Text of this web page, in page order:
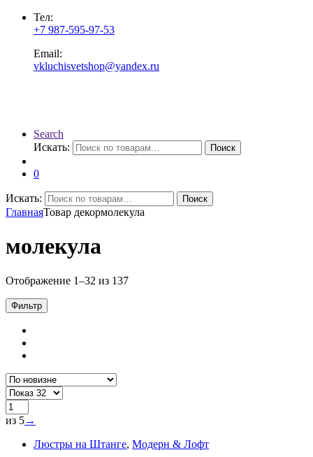
Тел:
+7 987-595-97-53
Email:
vkluchisvetshop@yandex.ru
Search
Искать:
Поиск
0
Искать: Поиск
ГлавнаяТовар декормолекула
молекула
Отображение 1–32 из 137
Фильтр
из 5→
Люстры на Штанге, Модерн & Лофт